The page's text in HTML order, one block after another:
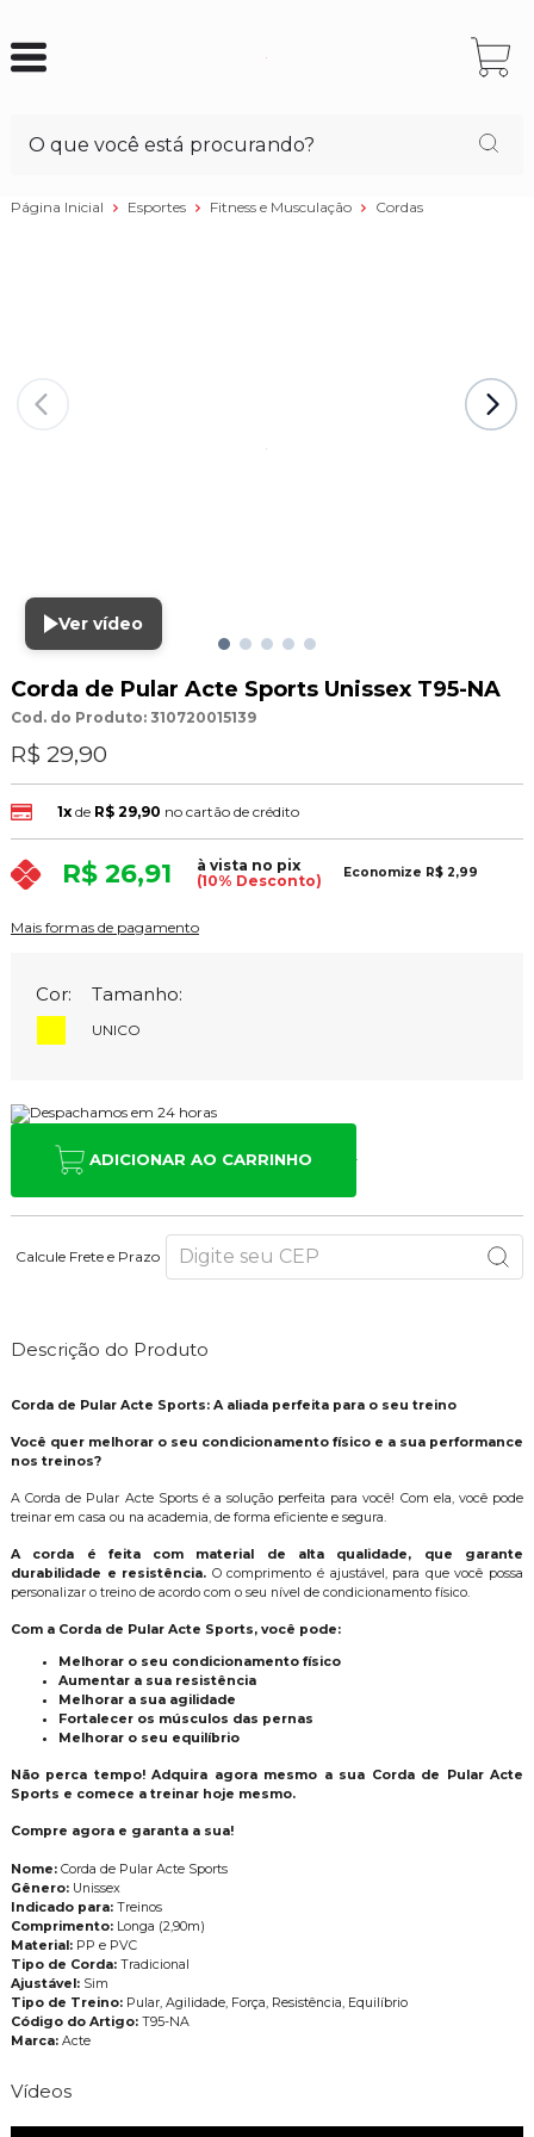
Página Inicial Esportes Fitness e Musculação Cordas
Ver vídeo
Corda de Pular Acte Sports Unissex T95-NA
Cod. do Produto: 310720015139
R$ 29,90
1xde R$ 29,90 no cartão de crédito
R$ 26,91
à vista no pix
(10% Desconto)
Economize R$ 2,99
Mais formas de pagamento
Cor: Tamanho:
UNICO
ADICIONAR AO CARRINHO
Calcule Frete e Prazo
Descrição do Produto
Corda de Pular Acte Sports: A aliada perfeita para o seu treino
Você quer melhorar o seu condicionamento físico e a sua performance
nos treinos?
A Corda de Pular Acte Sports é a solução perfeita para você! Com ela, você pode
treinar em casa ou na academia, de forma eficiente e segura.
A corda é feita com material de alta qualidade, que garante
durabilidade e resistência. O comprimento é ajustável, para que você possa
personalizar o treino de acordo com o seu nível de condicionamento físico.
Com a Corda de Pular Acte Sports, você pode:
Melhorar o seu condicionamento físico
Aumentar a sua resistência
Melhorar a sua agilidade
Fortalecer os músculos das pernas
Melhorar o seu equilíbrio
Não perca tempo! Adquira agora mesmo a sua Corda de Pular Acte
Sports e comece a treinar hoje mesmo.
Compre agora e garanta a sua!
Nome: Corda de Pular Acte Sports
Gênero: Unissex
Indicado para: Treinos
Comprimento: Longa (2,90m)
Material: PP e PVC
Tipo de Corda: Tradicional
Ajustável: Sim
Tipo de Treino: Pular, Agilidade, Força, Resistência, Equilíbrio
Código do Artigo: T95-NA
Marca: Acte
Vídeos